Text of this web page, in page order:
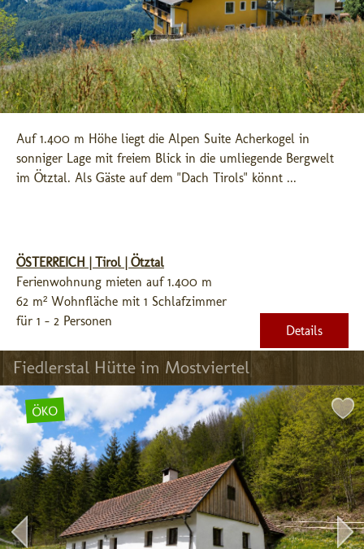
Auf 1.400 m Höhe liegt die Alpen Suite Acherkogel in
sonniger Lage mit freiem Blick in die umliegende Bergwelt
im Ötztal. Als Gäste auf dem "Dach Tirols" könnt ...
ÖSTERREICH | Tirol | Ötztal
Ferienwohnung mieten auf 1.400 m
62 m² Wohnfläche mit 1 Schlafzimmer
für 1 - 2 Personen
Details
Fiedlerstal Hütte im Mostviertel
ÖKO